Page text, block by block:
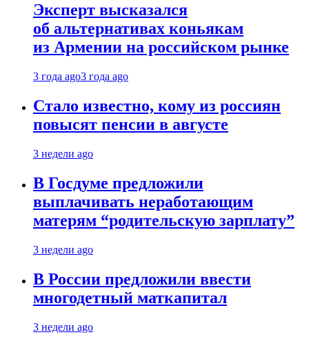
Эксперт высказался
об альтернативах коньякам
из Армении на российском рынке
3 года ago3 года ago
Стало известно, кому из россиян
повысят пенсии в августе
3 недели ago
В Госдуме предложили
выплачивать неработающим
матерям “родительскую зарплату”
3 недели ago
В России предложили ввести
многодетный маткапитал
3 недели ago